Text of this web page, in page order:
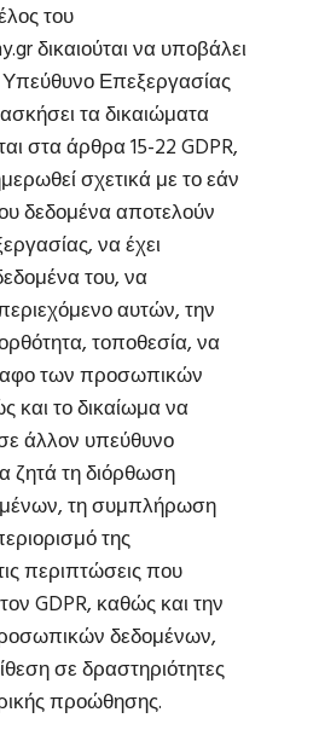
του
δικαιούται να υποβάλει
Επεξεργασίας
τα δικαιώματα
στα άρθρα 15-22 GDPR,
σχετικά με το εάν
δεδομένα αποτελούν
να έχει
του, να
αυτών, την
τοποθεσία, να
των προσωπικών
και το δικαίωμα να
άλλον υπεύθυνο
ζητά τη διόρθωση
τη συμπλήρωση
της
περιπτώσεις που
GDPR, καθώς και την
δεδομένων,
σε δραστηριότητες
προώθησης.